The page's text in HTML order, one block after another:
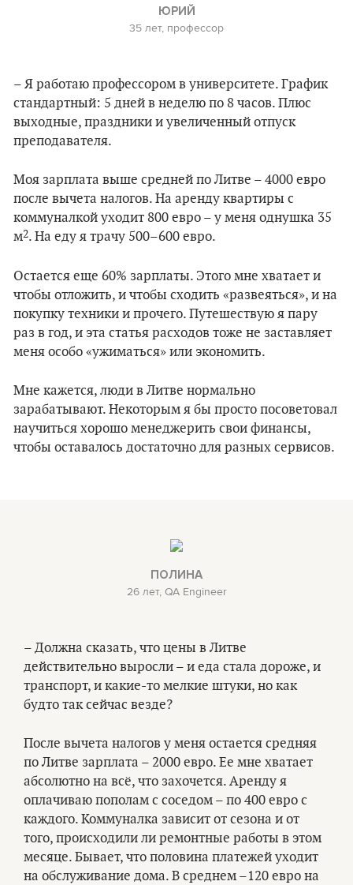
ЮРИЙ
35 лет, профессор
– Я работаю профессором в университете. График
стандартный: 5 дней в неделю по 8 часов. Плюс
выходные, праздники и увеличенный отпуск
преподавателя.
Моя зарплата выше средней по Литве – 4000 евро
после вычета налогов. На аренду квартиры с
коммуналкой уходит 800 евро – у меня однушка 35
м2. На еду я трачу 500–600 евро.
Остается еще 60% зарплаты. Этого мне хватает и
чтобы отложить, и чтобы сходить «развеяться», и на
покупку техники и прочего. Путешествую я пару
раз в год, и эта статья расходов тоже не заставляет
меня особо «ужиматься» или экономить.
Мне кажется, люди в Литве нормально
зарабатывают. Некоторым я бы просто посоветовал
научиться хорошо менеджерить свои финансы,
чтобы оставалось достаточно для разных сервисов.
ПОЛИНА
26 лет, QA Engineer
– Должна сказать, что цены в Литве
действительно выросли – и еда стала дороже, и
транспорт, и какие-то мелкие штуки, но как
будто так сейчас везде?
После вычета налогов у меня остается средняя
по Литве зарплата – 2000 евро. Ее мне хватает
абсолютно на всё, что захочется. Аренду я
оплачиваю пополам с соседом – по 400 евро с
каждого. Коммуналка зависит от сезона и от
того, происходили ли ремонтные работы в этом
месяце. Бывает, что половина платежей уходит
на обслуживание дома. В среднем –120 евро на